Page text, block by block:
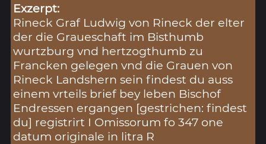
Exzerpt:
Rineck Graf Ludwig von Rineck der elter
der die Graueschaft im Bisthumb
wurtzburg vnd hertzogthumb zu
Francken gelegen vnd die Grauen von
Rineck Landshern sein findest du auss
einem vrteils brief bey leben Bischof
Endressen ergangen [gestrichen: findest
du] registrirt I Omissorum fo 347 one
datum originale in litra R